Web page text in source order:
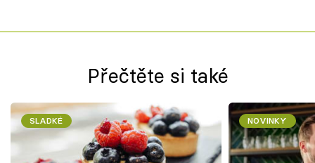
Přečtěte si také
SLADKÉ NOVINKY